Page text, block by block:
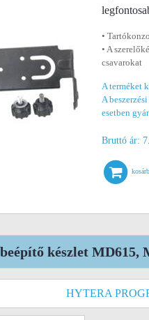
•
• A
csavarokat
A terméket
A
esetben
Bruttó ár:
készlet MD615,
HYTERA